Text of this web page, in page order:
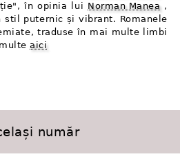
în opinia lui Norman Manea,
stil puternic și vibrant. Romanele
traduse în mai multe limbi
aici
număr